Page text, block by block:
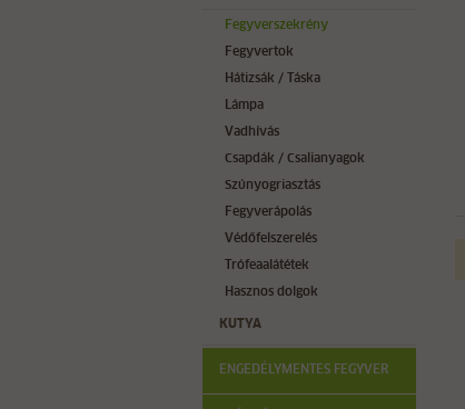
Fegyverszekrény
Fegyvertok
Hátizsák / Táska
Lámpa
Vadhívás
Csapdák / Csalianyagok
Szúnyogriasztás
Fegyverápolás
Védőfelszerelés
Trófeaalátétek
Hasznos dolgok
KUTYA
ENGEDÉLYMENTES FEGYVER